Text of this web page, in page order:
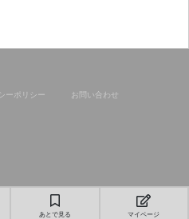
ーポリシー お問い合わせ
あとで見る マイページ